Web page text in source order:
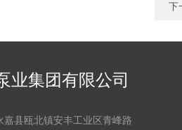
下
业集团有限公司
嘉县瓯北镇安丰工业区青峰路